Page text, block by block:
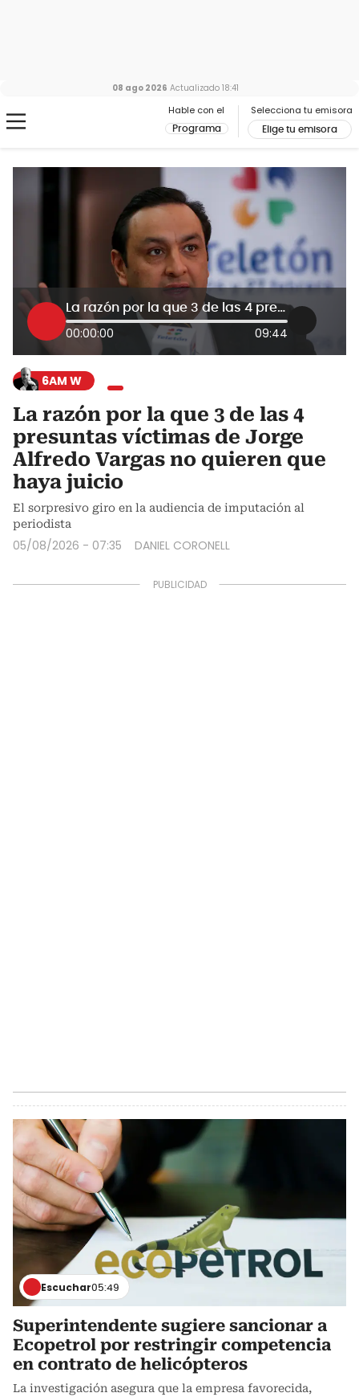
Hable con el
Programa
Selecciona tu emisora
Elige tu emisora
08 ago 2026 Actualizado 18:41
La razón por la que 3 de las 4 presuntas víctimas de Jorge Alfredo Vargas no quieren que haya juicio
00:00:00 09:44
6AM W
La razón por la que 3 de las 4
presuntas víctimas de Jorge
Alfredo Vargas no quieren que
haya juicio
El sorpresivo giro en la audiencia de imputación al
periodista
05/08/2026 - 07:35 DANIEL CORONELL
Escuchar05:49
Superintendente sugiere sancionar a
Ecopetrol por restringir competencia
en contrato de helicópteros
La investigación asegura que la empresa favorecida,